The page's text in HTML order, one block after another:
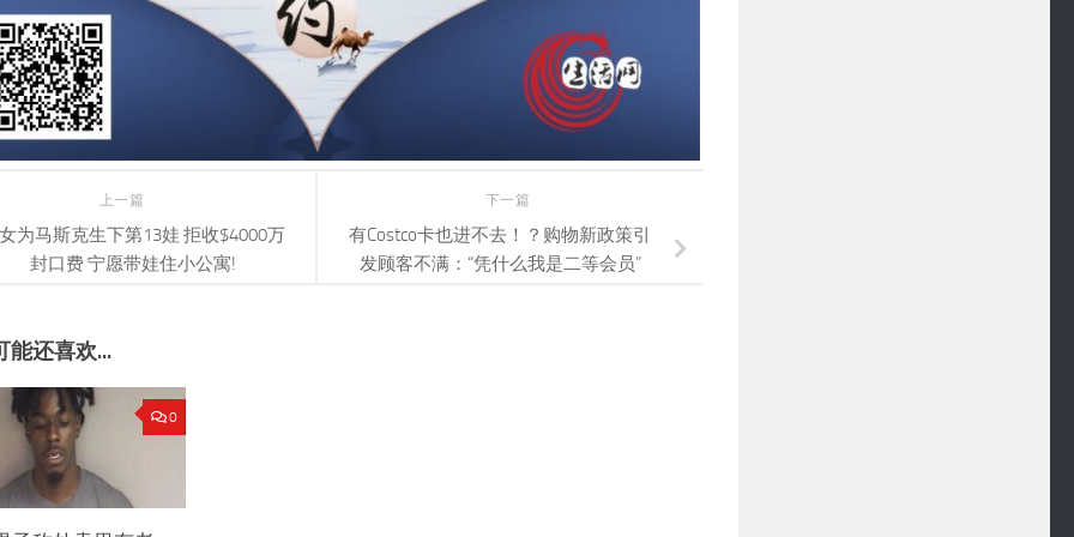
下一篇
有Costco卡也进不去！？购物新政策引
发顾客不满：“凭什么我是二等会员”
上一篇
为马斯克生下第13娃 拒收$4000万
封口费 宁愿带娃住小公寓!
能还喜欢...
0